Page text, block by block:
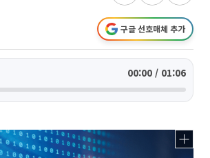
구글 선호매체 추가
00:00 / 01:06